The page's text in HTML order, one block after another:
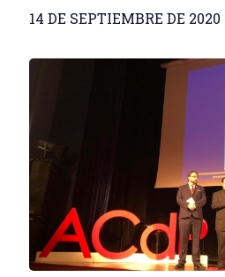
14 DE SEPTIEMBRE DE 2020